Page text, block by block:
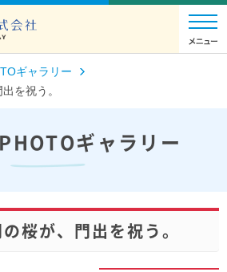
ギャラリー
を祝う。
ギャラリー
が、門出を祝う。